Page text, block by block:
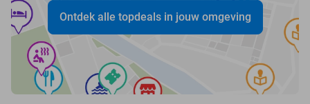
Ontdek alle topdeals in jouw omgeving